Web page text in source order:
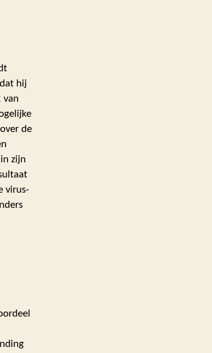
hij
van
de
zijn
virus-